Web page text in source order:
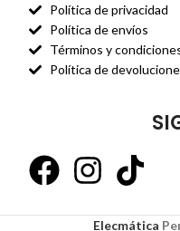
Política de privacidad
Política de envíos
Términos y
Política de
Elecmática